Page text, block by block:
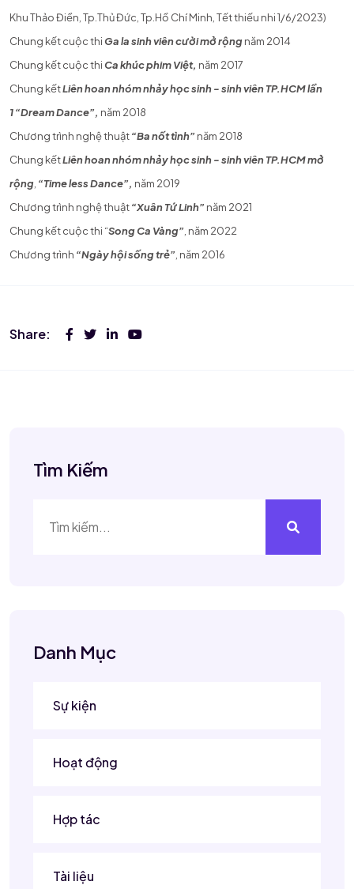
Khu Thảo Điền, Tp.Thủ Đức, Tp.Hồ Chí Minh, Tết thiếu nhi 1/6/2023)
Chung kết cuộc thi Ga la sinh viên cười mở rộng năm 2014
Chung kết cuộc thi Ca khúc phim Việt, năm 2017
Chung kếtLiên hoan nhóm nhảy học sinh - sinh viên TP.HCM lần
1“Dream Dance”, năm 2018
Chương trình nghệ thuật“Ba nốt tình” năm 2018
Chung kếtLiên hoan nhóm nhảy học sinh - sinh viên TP.HCM mở
rộng, “Time less Dance”, năm 2019
Chương trình nghệ thuật“Xuân Tứ Linh” năm 2021
Chung kết cuộc thi “Song Ca Vàng”, năm 2022
Chương trình “Ngày hội sống trẻ”, năm 2016
Share:
Tìm Kiếm
Danh Mục
Sự kiện
Hoạt động
Hợp tác
Tài liệu